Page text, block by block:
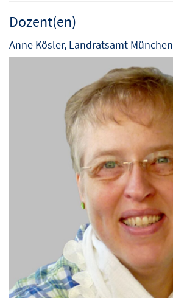
Dozent(en)
Anne Kösler, Landratsamt München